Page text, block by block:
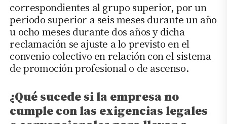
correspondientes al grupo superior, por un
periodo superior a seis meses durante un año
u ocho meses durante dos años y dicha
reclamación se ajuste a lo previsto en el
convenio colectivo en relación con el sistema
de promoción profesional o de ascenso.
¿Qué sucede si la empresa no
cumple con las exigencias legales